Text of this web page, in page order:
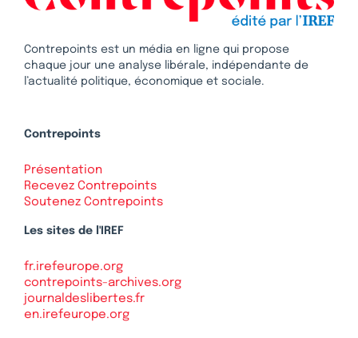
Contrepoints est un média en ligne qui propose
chaque jour une analyse libérale, indépendante de
l’actualité politique, économique et sociale.
Contrepoints
Présentation
Recevez Contrepoints
Soutenez Contrepoints
Les sites de l'IREF
fr.irefeurope.org
contrepoints-archives.org
journaldeslibertes.fr
en.irefeurope.org